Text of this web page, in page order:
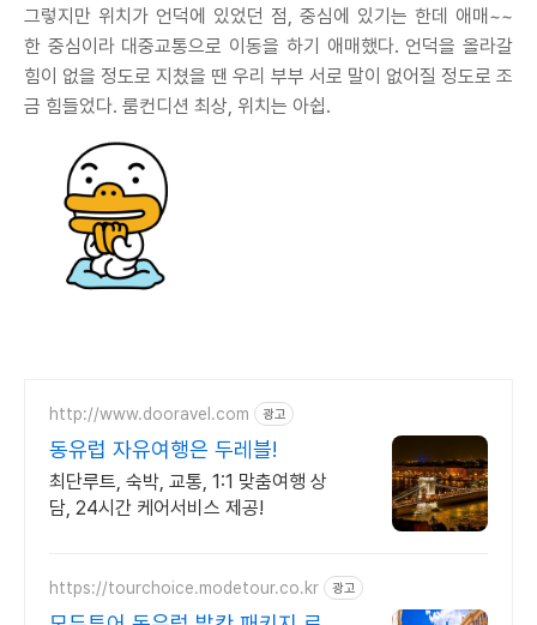
그렇지만 위치가 언덕에 있었던 점, 중심에 있기는 한데 애매~~
한 중심이라 대중교통으로 이동을 하기 애매했다. 언덕을 올라갈
힘이 없을 정도로 지쳤을 땐 우리 부부 서로 말이 없어질 정도로 조
금 힘들었다. 룸컨디션 최상, 위치는 아쉽.
http://www.dooravel.com 광고
동유럽 자유여행은 두레블!
최단루트, 숙박, 교통, 1:1 맞춤여행 상
담, 24시간 케어서비스 제공!
https://tourchoice.modetour.co.kr 광고